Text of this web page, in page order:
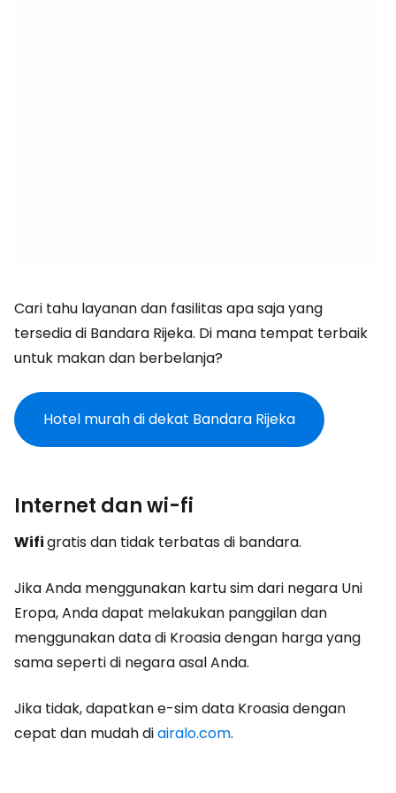
Cari tahu layanan dan fasilitas apa saja yang
tersedia di Bandara Rijeka. Di mana tempat terbaik
untuk makan dan berbelanja?
Hotel murah di dekat Bandara Rijeka
Internet dan wi-fi
Wifigratis dan tidak terbatas di bandara.
Jika Anda menggunakan kartu sim dari negara Uni
Eropa, Anda dapat melakukan panggilan dan
menggunakan data di Kroasia dengan harga yang
sama seperti di negara asal Anda.
Jika tidak, dapatkan e-sim data Kroasia dengan
cepat dan mudah diairalo.com.